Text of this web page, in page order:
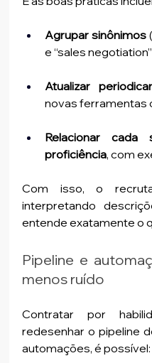
Agrupar sinônimos
e “sales
Atualizar
novas ferramentas
Relacionar
proficiência, com
Com isso, o
interpretando
entende exatamente o
Pipeline e
menos ruído
Contratar por
redesenhar o pipeline
automações, é possível: